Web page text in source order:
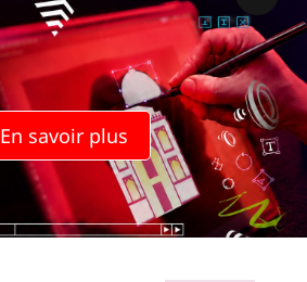
En savoir plus